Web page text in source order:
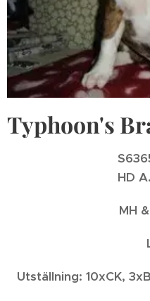
Typhoon's
HD
MH
Utställning: 10xCK,